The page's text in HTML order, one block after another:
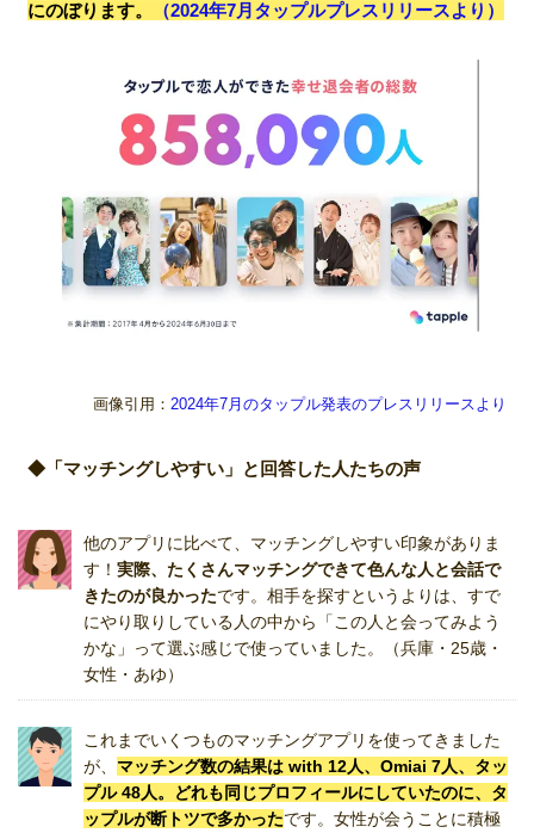
にのぼります。
（2024年7月タップルプレスリリースより）
画像引用： 2024年7月のタップル発表のプレスリリースより
◆「マッチングしやすい」と回答した人たちの声
他のアプリに比べて、マッチングしやすい印象がありま
す！ 実際、たくさんマッチングできて色んな人と会話で
きたのが良かったです。相手を探すというよりは、すで
にやり取りしている人の中から「この人と会ってみよう
かな」って選ぶ感じで使っていました。（兵庫・25歳・
女性・あゆ）
これまでいくつものマッチングアプリを使ってきました
が、 マッチング数の結果は with 12人、Omiai 7人、タッ
プル 48人。どれも同じプロフィールにしていたのに、タ
ップルが断トツで多かったです。女性が会うことに積極